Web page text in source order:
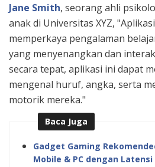
Jane Smith, seorang ahli
anak di Universitas XYZ,
memperkaya pengalaman
yang menyenangkan dan
secara tepat, aplikasi ini dapat
mengenal huruf, angka, serta
motorik mereka."
Baca Juga
Gadget Gaming
Mobile & PC dengan Latensi